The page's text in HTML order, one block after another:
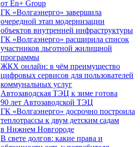
от En+ Group
ГК «Волгаэнерго» завершила
очередной этап модернизации
объектов внутренней инфраструктуры
ГК «Волгаэнерго» расширила список
участников льготной жилищной
программы
ЖКХ онлайн: в чём преимущество
цифровых сервисов для пользователей
коммунальных услуг
Автозаводская ТЭЦ к зиме готова
90 лет Автозаводской ТЭЦ
ГК «Волгаэнерго» досрочно построила
теплотрассы к двум детским садам
в Нижнем Новгороде
В свете долгов: какие права и